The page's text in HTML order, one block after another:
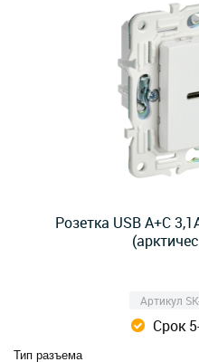
Розетка USB A+C
Артикул
Срок
Тип разъема